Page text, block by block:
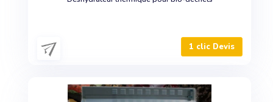
1 clic Devis